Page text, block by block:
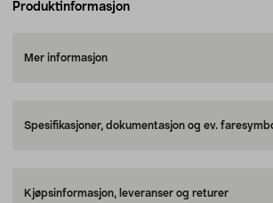
Produktinformasjon
Mer informasjon
Spesifikasjoner, dokumentasjon og ev.
Kjøpsinformasjon, leveranser og returer